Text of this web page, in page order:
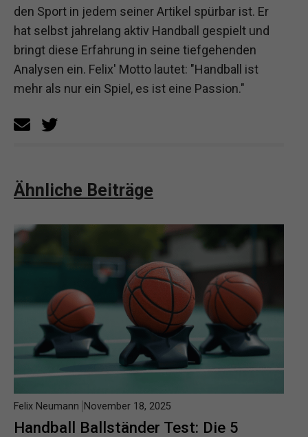
den Sport in jedem seiner Artikel spürbar ist. Er
hat selbst jahrelang aktiv Handball gespielt und
bringt diese Erfahrung in seine tiefgehenden
Analysen ein. Felix' Motto lautet: "Handball ist
mehr als nur ein Spiel, es ist eine Passion."
Ähnliche Beiträge
Handball Ballständer Test: Die 5
Felix Neumann November 18, 2025